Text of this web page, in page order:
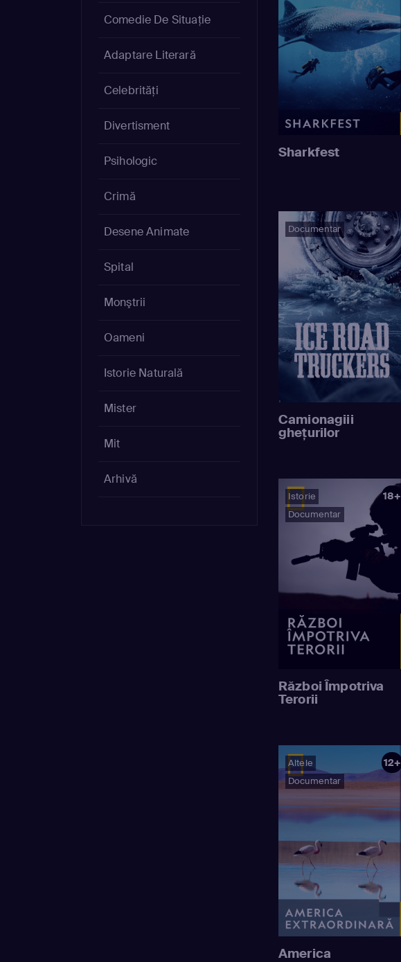
Comedie De Situație
Adaptare Literară
Celebrităţi
Divertisment
Psihologic
Crimă
Desene Animate
Spital
Monştrii
Oameni
Istorie Naturală
Mister
Mit
Arhivă
Sharkfest
Documentar
Camionagiii
ghețurilor
Istorie
Documentar
18+
Război Împotriva
Terorii
Altele
Documentar
12+
America